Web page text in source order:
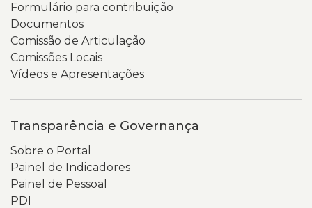
Formulário para contribuição
Documentos
Comissão de Articulação
Comissões Locais
Vídeos e Apresentações
Transparência e Governança
Sobre o Portal
Painel de Indicadores
Painel de Pessoal
PDI